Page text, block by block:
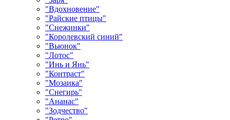
"Вдохновение"
"Райские птицы"
"Снежинки"
"Королевский синий"
"Вьюнок"
"Лотос"
"Инь и Янь"
"Контраст"
"Мозаика"
"Снегирь"
"Ананас"
"Зодчество"